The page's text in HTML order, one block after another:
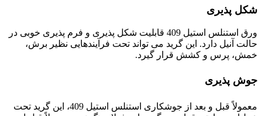
شکل پذیری
ورق استنلس استیل 409 قابلیت شکل پذیری و فرم پذیری خوبی در
حالت آنیل دارد. این گرید می تواند تحت فرآیندهایی نظیر برش،
خمش، پرس و کشش قرار گیرد.
جوش پذیری
معمولاً قبل و بعد از جوشکاری استنلس استیل 409، این گرید تحت